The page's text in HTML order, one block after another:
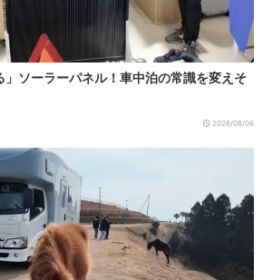
」ソーラーパネル！車中泊の常識を変えそ
2026/08/06